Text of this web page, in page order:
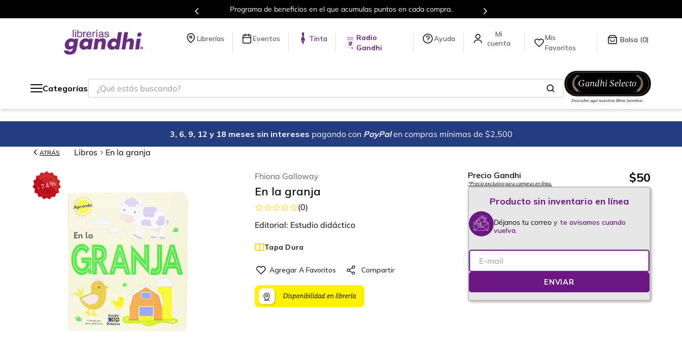
Programa de beneficios en el que acumulas puntos en cada compra.
Librerías Eventos Tinta
Radio
Gandhi
Ayuda
Mis
Favoritos
0
Categorías
¿Qué estás buscando?
3, 6, 9, 12 y 18 meses sin intereses pagando con PayPal en compras mínimas de $2,500
ATRÁS Libros En la granja
-74%
Fhiona Galloway
En la granja
(0)
Editorial: Estudio didáctico
Tapa Dura
Precio Gandhi
*Precio exclusivo para compras en línea. $50
Déjanos tu correoy te avisamos cuando
vuelva.
ENVIAR